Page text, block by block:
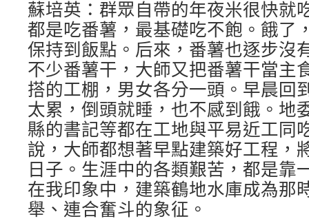
蘇培英：群眾自帶的年夜米很快就
都是吃番薯，最基礎吃不飽。餓了
保持到飯點。后來，番薯也逐步沒
不少番薯干，大師又把番薯干當主
搭的工棚，男女各分一頭。早晨回
太累，倒頭就睡，也不感到餓。地
縣的書記等都在工地與平易近工同
說，大師都想著早點建築好工程，
日子。生涯中的各類艱苦，都是靠
在我印象中，建築鶴地水庫成為那
舉、連合奮斗的象征。